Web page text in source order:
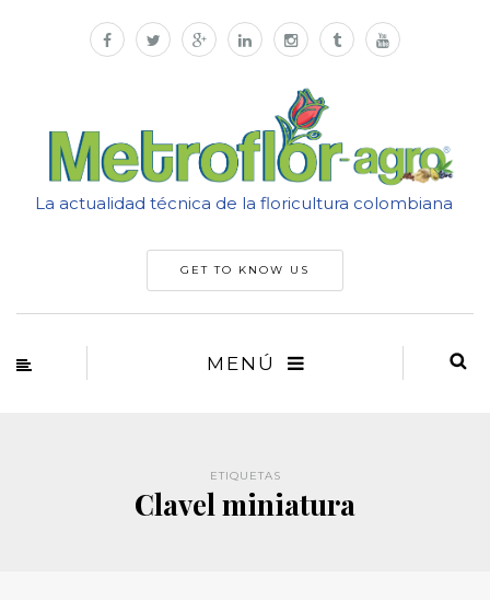
La actualidad técnica de la floricultura colombiana
GET TO KNOW US
MENÚ
ETIQUETAS
Clavel miniatura